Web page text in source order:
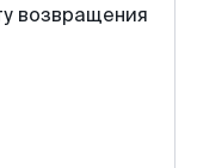
возвращения